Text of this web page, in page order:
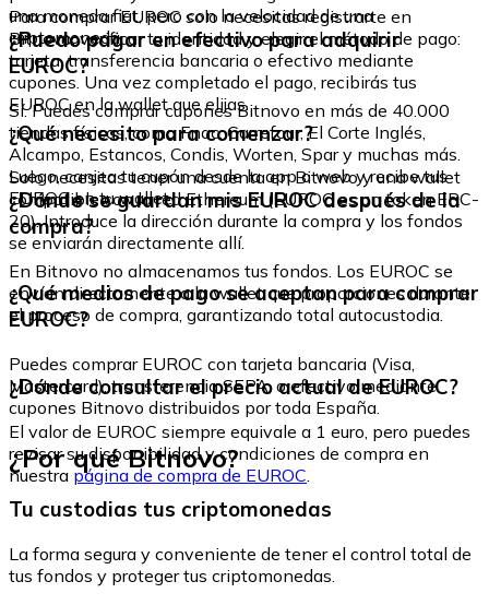
una moneda fiat, pero con la velocidad de una
criptomoneda.
Para comprar EUROC solo necesitas registrarte en
Bitnovo, verificar tu identidad y elegir el método de pago:
tarjeta, transferencia bancaria o efectivo mediante
cupones. Una vez completado el pago, recibirás tus
EUROC en la wallet que elijas.
¿Puedo pagar en efectivo para adquirir
EUROC?
Sí. Puedes comprar cupones Bitnovo en más de 40.000
tiendas físicas, como Fnac, Carrefour, El Corte Inglés,
Alcampo, Estancos, Condis, Worten, Spar y muchas más.
Luego, canjea tu cupón desde la app o web y recibe tus
EUROC en tu wallet.
¿Qué necesito para comenzar?
Solo necesitas tener una cuenta en Bitnovo y una wallet
compatible con la red Ethereum (EUROC es un token ERC-
20). Introduce la dirección durante la compra y los fondos
se enviarán directamente allí.
¿Dónde se guardan mis EUROC después de la
compra?
En Bitnovo no almacenamos tus fondos. Los EUROC se
envían directamente a la wallet que proporciones durante
el proceso de compra, garantizando total autocustodia.
¿Qué medios de pago se aceptan para comprar
EUROC?
Puedes comprar EUROC con tarjeta bancaria (Visa,
Mastercard), transferencia SEPA, o efectivo mediante
cupones Bitnovo distribuidos por toda España.
¿Dónde consultar el precio actual de EUROC?
El valor de EUROC siempre equivale a 1 euro, pero puedes
revisar su disponibilidad y condiciones de compra en
nuestra página de compra de EUROC
¿Por qué Bitnovo?
Tu custodias tus criptomonedas
La forma segura y conveniente de tener el control total de
tus fondos y proteger tus criptomonedas.